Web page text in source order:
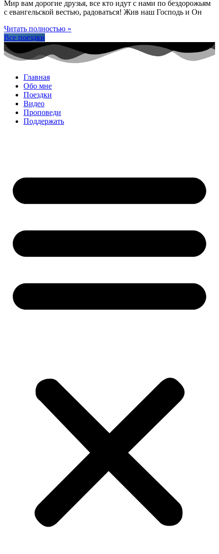
Мир вам дорогие друзья, все кто идут с нами по бездорожьям
с евангельской вестью, радоваться! Жив наш Господь и Он
Читать полностью »
Все поездки
Главная
Обо мне
Поездки
Видео
Проповеди
Поддержать